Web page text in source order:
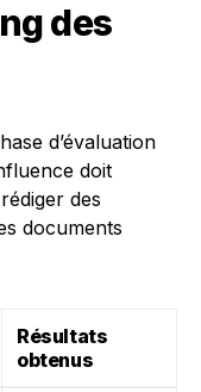
des
d’évaluation
doit
des
documents
Résultats
obtenus